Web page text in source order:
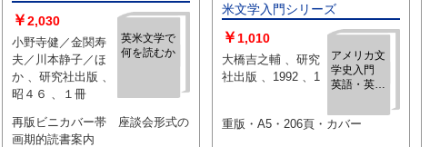
英米文学で
何を読むか
￥2,030
小野寺健／金関寿
夫／川本静子／ほ
か 、研究社出版 、
昭４６ 、１冊
再版ビニカバー帯 座談会形式の
画期的読書案内
米文学入門シリーズ
アメリカ文
学史入門
英語・英米
リーズ
￥ 1,010
大橋吉之輔 、研究
社出版 、1992 、1
重版・A5・206頁・カバー